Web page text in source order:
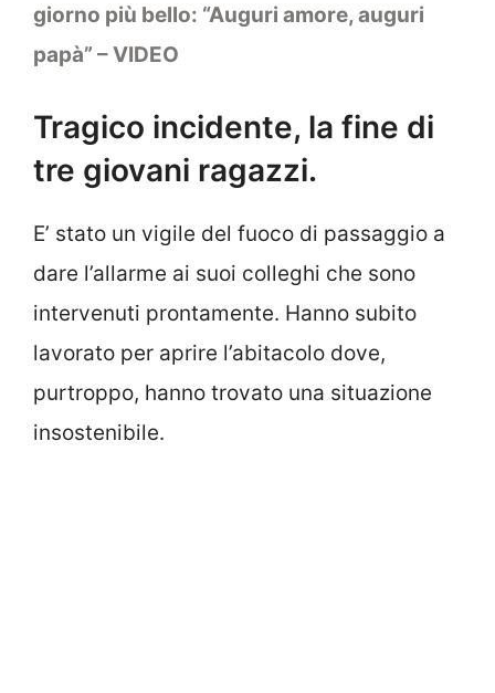
giorno più bello: “Auguri amore, auguri
papà” – VIDEO
Tragico incidente, la fine di
tre giovani ragazzi.
E’ stato un vigile del fuoco di passaggio a
dare l’allarme ai suoi colleghi che sono
intervenuti prontamente. Hanno subito
lavorato per aprire l’abitacolo dove,
purtroppo, hanno trovato una situazione
insostenibile.